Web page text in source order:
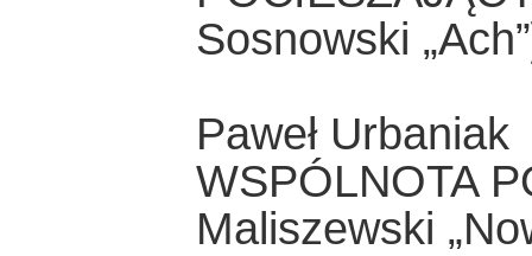
Sosnowski
Paweł Urbaniak
WSPÓLNOTA
Maliszewski